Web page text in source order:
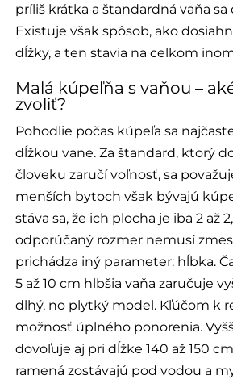
príliš krátka a štandardná vaňa
Existuje však spôsob, ako
dĺžky, a ten stavia na celkom
Malá kúpeľňa s vaňou –
zvoliť?
Pohodlie počas kúpeľa sa
dĺžkou vane. Za štandard, ktorý
človeku zaručí voľnosť, sa
menších bytoch však bývajú
stáva sa, že ich plocha je iba 2 až
odporúčaný rozmer nemusí
prichádza iný parameter: hĺbka.
5 až 10 cm hlbšia vaňa zaručuje
dlhý, no plytký model. Kľúčom k
možnosť úplného ponorenia.
dovoľuje aj pri dĺžke 140 až 150
ramená zostávajú pod vodou a